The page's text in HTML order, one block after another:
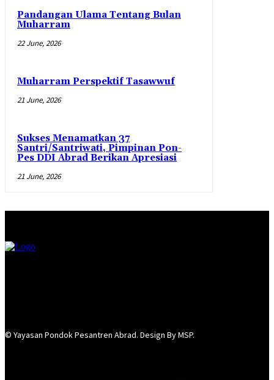
Pandangan Ulama Tentang Bulan
Muharram
22 June, 2026
Muharram Perspektif Tasawwuf
21 June, 2026
Sukses Menamatkan 37
Santri/Santriwati, Pimpinan Pon-
Pes DDI Abrad Berikan Apresiasi
21 June, 2026
© Yayasan Pondok Pesantren Abrad. Design By MSP.